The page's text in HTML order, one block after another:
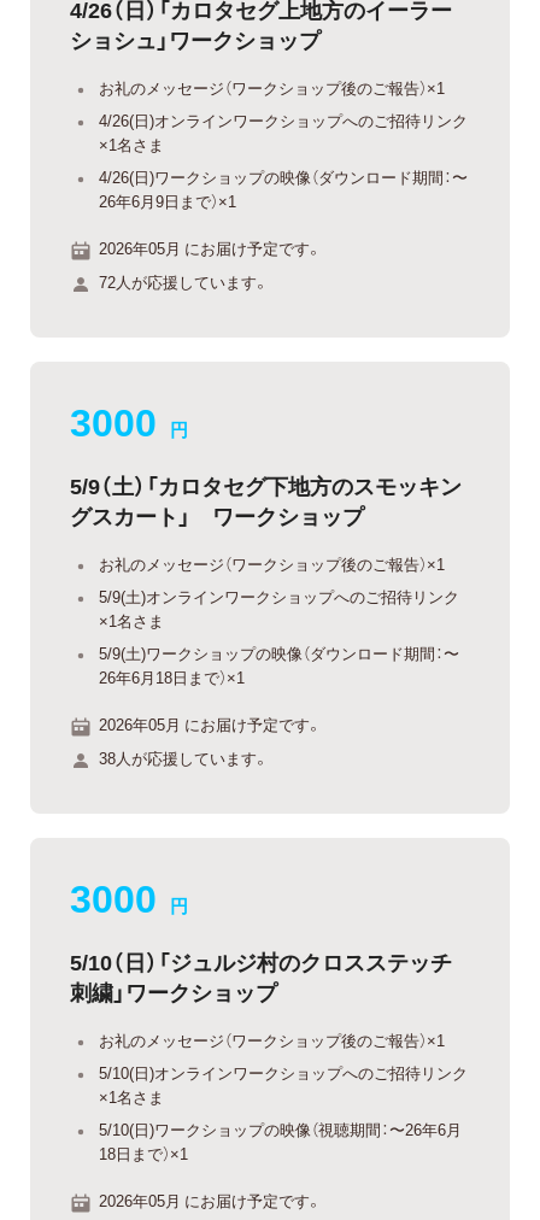
4/26（日）「カロタセグ上地方のイーラー
ショシュ」ワークショップ
お礼のメッセージ（ワークショップ後のご報告）×1
4/26(日)オンラインワークショップへのご招待リンク
×1名さま
4/26(日)ワークショップの映像（ダウンロード期間：〜
26年6月9日まで）×1
2026年05月 にお届け予定です。
72人が応援しています。
3000 円
5/9（土）「カロタセグ下地方のスモッキン
グスカート」 ワークショップ
お礼のメッセージ（ワークショップ後のご報告）×1
5/9(土)オンラインワークショップへのご招待リンク
×1名さま
5/9(土)ワークショップの映像（ダウンロード期間：〜
26年6月18日まで）×1
2026年05月 にお届け予定です。
38人が応援しています。
3000 円
5/10（日）「ジュルジ村のクロスステッチ
刺繍」ワークショップ
お礼のメッセージ（ワークショップ後のご報告）×1
5/10(日)オンラインワークショップへのご招待リンク
×1名さま
5/10(日)ワークショップの映像（視聴期間：〜26年6月
18日まで）×1
2026年05月 にお届け予定です。